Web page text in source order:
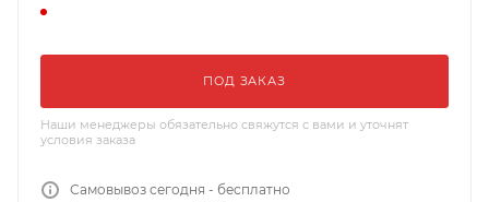
ПОД ЗАКАЗ
Наши менеджеры обязательно свяжутся с вами и уточнят
условия заказа
Самовывоз сегодня - бесплатно